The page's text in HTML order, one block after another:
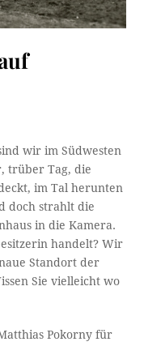
wir im Südwesten
trüber Tag, die
im Tal herunten
doch strahlt die
in die Kamera.
handelt? Wir
Standort der
Sie vielleicht wo
Pokorny für